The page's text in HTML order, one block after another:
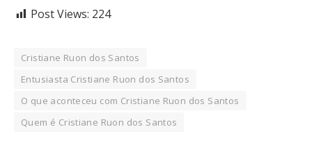
Post Views: 224
Cristiane Ruon dos Santos
Entusiasta Cristiane Ruon dos Santos
O que aconteceu com Cristiane Ruon dos Santos
Quem é Cristiane Ruon dos Santos